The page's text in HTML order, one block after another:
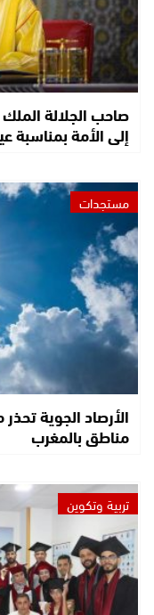
صاحب الجلالة
إلى الأمة بمناسبة
مستجدات
الأرصاد الجوية
مناطق بالمغرب
تربية وتكوين